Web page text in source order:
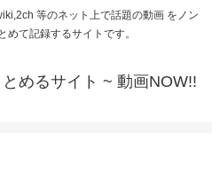
等のネット上で話題の動画 をノン
めて記録するサイトです。
めるサイト ~ 動画NOW!!